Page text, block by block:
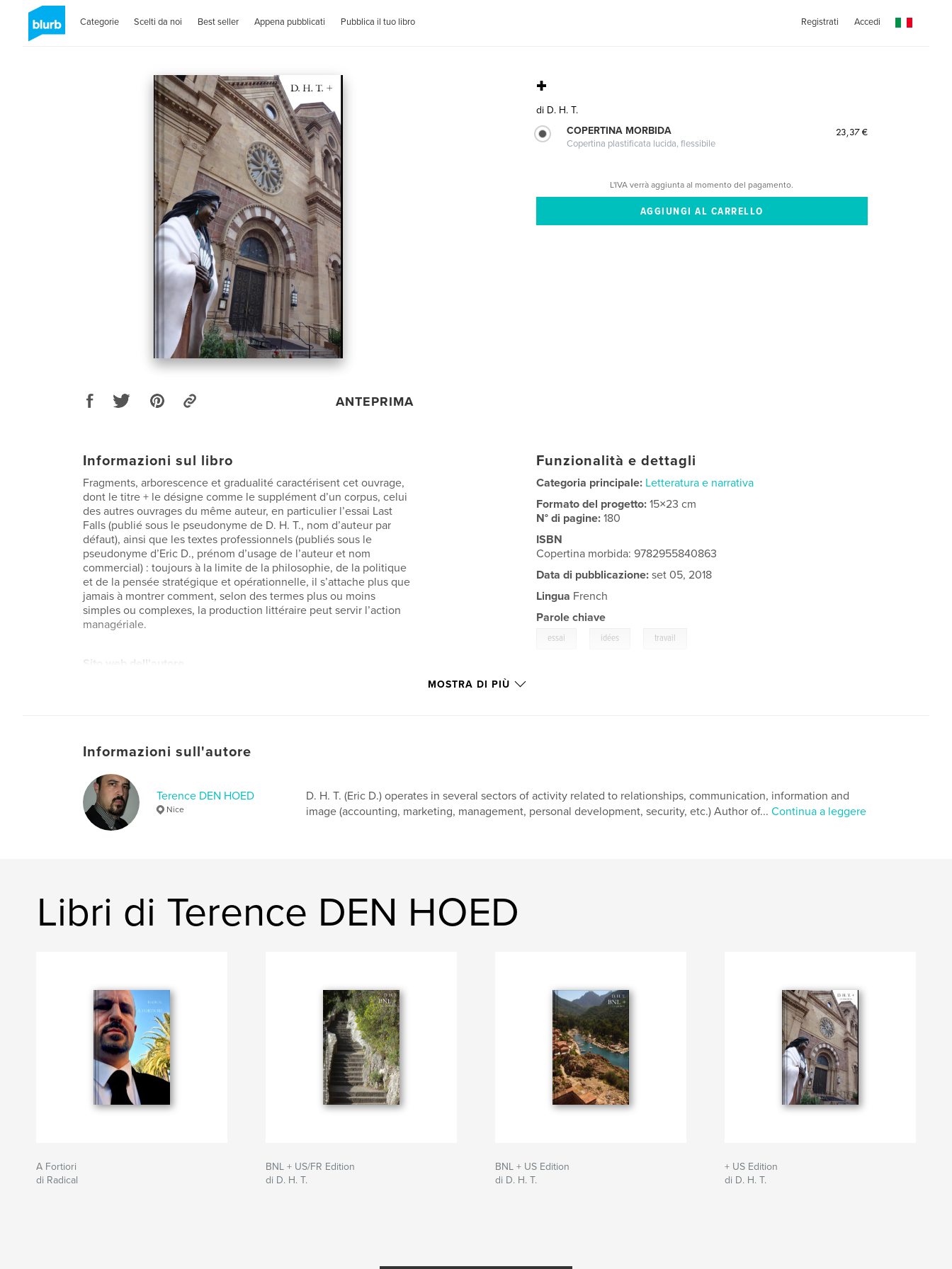
Categorie Scelti da noi Best seller Appena pubblicati Pubblica il tuo libro Registrati Accedi
ANTEPRIMA
+
di D. H. T.
COPERTINA MORBIDA
Copertina plastificata lucida, flessibile
23,37 €
L'IVA verrà aggiunta al momento del pagamento.
Informazioni sul libro
Fragments, arborescence et gradualité caractérisent cet ouvrage,
dont le titre + le désigne comme le supplément d’un corpus, celui
des autres ouvrages du même auteur, en particulier l’essai Last
Falls (publié sous le pseudonyme de D. H. T., nom d’auteur par
défaut), ainsi que les textes professionnels (publiés sous le
pseudonyme d’Eric D., prénom d’usage de l’auteur et nom
commercial) : toujours à la limite de la philosophie, de la politique
et de la pensée stratégique et opérationnelle, il s’attache plus que
jamais à montrer comment, selon des termes plus ou moins
simples ou complexes, la production littéraire peut servir l’action
managériale.
Sito web dell'autore
Funzionalità e dettagli
Categoria principale: Letteratura e narrativa
Formato del progetto:15×23 cm
N° di pagine:180
ISBN
Copertina morbida: 9782955840863
Data di pubblicazione: set 05, 2018
Lingua French
Parole chiave
essai idées travail
MOSTRA DI PIÙ
Informazioni sull'autore
Terence DEN HOED
Nice
D. H. T. (Eric D.) operates in several sectors of activity related to relationships, communication, information and
image (accounting, marketing, management, personal development, security, etc.) Author of... Continua a leggere
Libri di Terence DEN HOED
A Fortiori
di Radical
BNL + US/FR Edition
di D. H. T.
BNL + US Edition
di D. H. T.
+ US Edition
di D. H. T.